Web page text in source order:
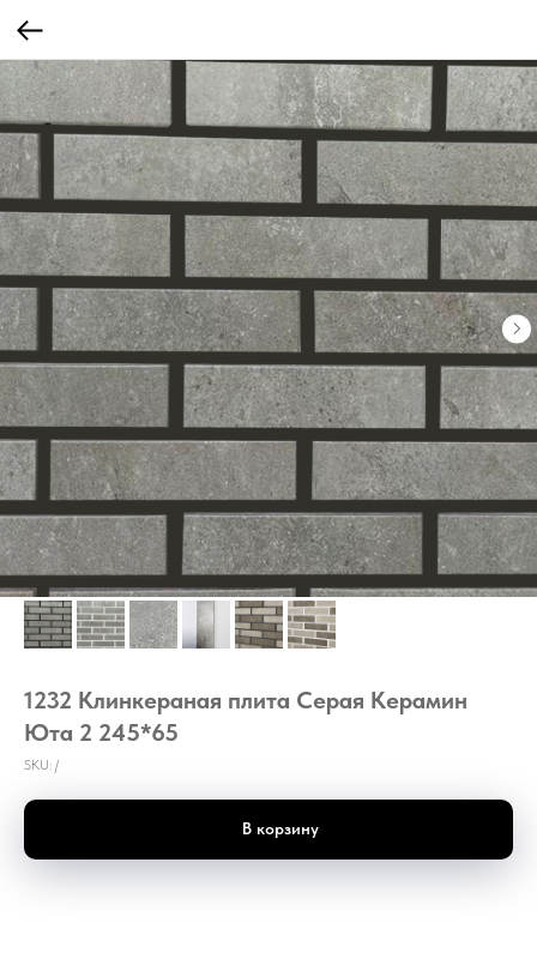
1232 Клинкераная плита Серая Керамин
Юта 2 245*65
SKU: /
В корзину